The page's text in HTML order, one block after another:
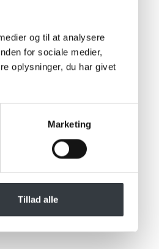
og til at analysere
for sociale medier,
oplysninger, du har givet
Marketing
Tillad alle